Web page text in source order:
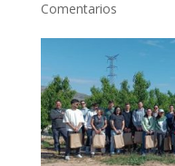
Comentarios